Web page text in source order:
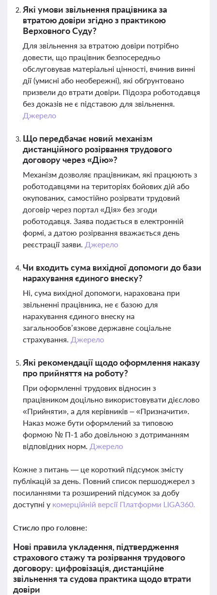
Які умови звільнення працівника за
втратою довіри згідно з практикою
Верховного Суду?
Для звільнення за втратою довіри потрібно
довести, що працівник безпосередньо
обслуговував матеріальні цінності, вчинив винні
дії (умисні або необережні), які обґрунтовано
призвели до втрати довіри. Підозра роботодавця
без доказів не є підставою для звільнення.
Джерело
Що передбачає новий механізм
дистанційного розірвання трудового
договору через «Дію»?
Механізм дозволяє працівникам, які працюють з
роботодавцями на територіях бойових дій або
окупованих, самостійно розірвати трудовий
договір через портал «Дія» без згоди
роботодавця. Заява подається в електронній
формі, а датою розірвання вважається день
реєстрації заяви. Джерело
Чи входить сума вихідної допомоги до бази
нарахування єдиного внеску?
Ні, сума вихідної допомоги, нарахована при
звільненні працівника, не є базою для
нарахування єдиного внеску на
загальнообов’язкове державне соціальне
страхування. Джерело
Які рекомендації щодо оформлення наказу
про прийняття на роботу?
При оформленні трудових відносин з
працівником доцільно використовувати дієслово
«Прийняти», а для керівників – «Призначити».
Наказ може бути оформлений за типовою
формою № П-1 або довільною з дотриманням
відповідних норм. Джерело
Кожне з питань — це короткий підсумок змісту
публікацій за день. Повний список першоджерел з
посиланнями та розширений підсумок за добу
доступні у комерційній версії Платформи LIGA360.
Стисло про головне:
Нові правила укладення, підтвердження
страхового стажу та розірвання трудового
договору: цифровізація, дистанційне
звільнення та судова практика щодо втрати
довіри